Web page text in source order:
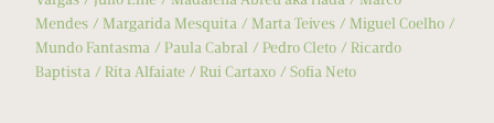
Mendes
Margarida Mesquita Marta Teives
Miguel Coelho
Mundo Fantasma
Paula Cabral Pedro Cleto
Ricardo
Baptista
Rita Alfaiate Rui Cartaxo Sofia Neto